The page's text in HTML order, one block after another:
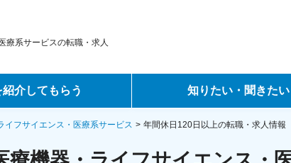
療系サービスの転職・求人
介してもらう
ービス
ス
知りたい・聞きたい
転職ノウハウ
データで見る転職
イフサイエンス・医療系サービス 年間休日120日以上の転職・求人情報